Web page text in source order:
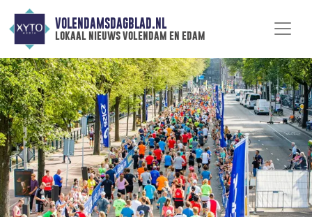
VOLENDAMSDAGBLAD.NL
lokaal nieuws volendam en edam